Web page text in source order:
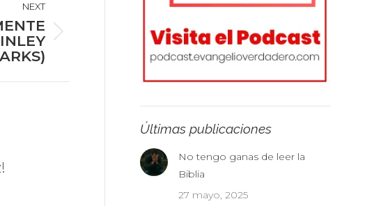
NEXT
Últimas publicaciones
No tengo ganas de leer la
Biblia
27 mayo, 2025